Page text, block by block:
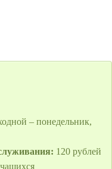
– понедельник,
120 рублей